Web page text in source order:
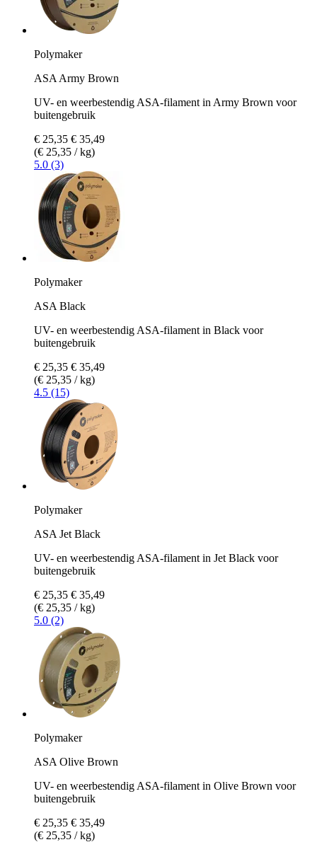
Polymaker
ASA Army Brown
UV- en weerbestendig ASA-filament in Army Brown voor
buitengebruik
€ 25,35 € 35,49
(€ 25,35 / kg)
5.0 (3)
Polymaker
ASA Black
UV- en weerbestendig ASA-filament in Black voor
buitengebruik
€ 25,35 € 35,49
(€ 25,35 / kg)
4.5 (15)
Polymaker
ASA Jet Black
UV- en weerbestendig ASA-filament in Jet Black voor
buitengebruik
€ 25,35 € 35,49
(€ 25,35 / kg)
5.0 (2)
Polymaker
ASA Olive Brown
UV- en weerbestendig ASA-filament in Olive Brown voor
buitengebruik
€ 25,35 € 35,49
(€ 25,35 / kg)